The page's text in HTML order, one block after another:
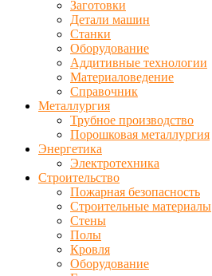
Заготовки
Детали машин
Станки
Оборудование
Аддитивные технологии
Материаловедение
Справочник
Металлургия
Трубное производство
Порошковая металлургия
Энергетика
Электротехника
Строительство
Пожарная безопасность
Строительные материалы
Стены
Полы
Кровля
Оборудование